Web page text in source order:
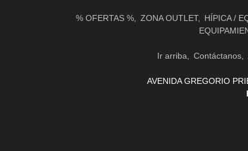
% OFERTAS % ZONA OUTLET HÍPICA /
Ir arriba Contáctanos
AVENIDA GREGORIO